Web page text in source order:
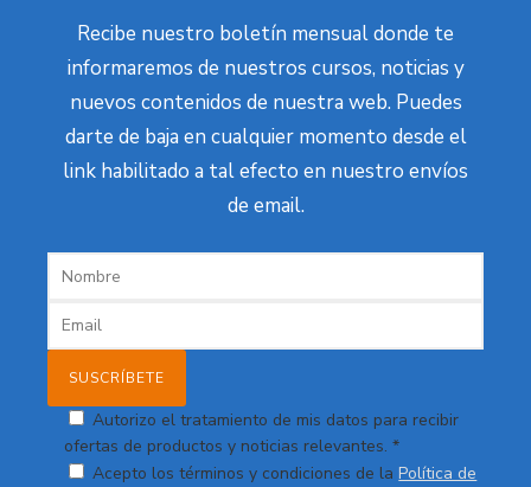
Recibe nuestro boletín mensual donde te
informaremos de nuestros cursos, noticias y
nuevos contenidos de nuestra web. Puedes
darte de baja en cualquier momento desde el
link habilitado a tal efecto en nuestro envíos
de email.
Autorizo el tratamiento de mis datos para recibir
ofertas de productos y noticias relevantes. *
Acepto los términos y condiciones de laPolítica de